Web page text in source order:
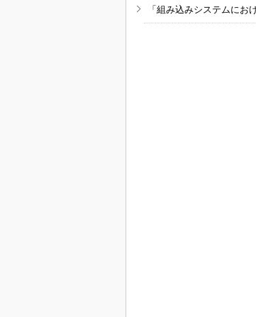
「組み込みシステムに